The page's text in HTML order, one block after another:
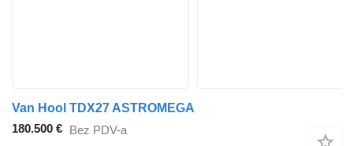
Van Hool TDX27 ASTROMEGA
180.500 € Bez PDV-a